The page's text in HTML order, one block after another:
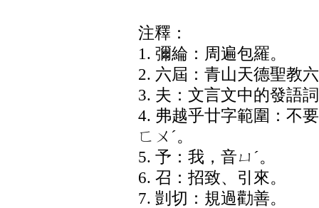
注釋：
1. 彌綸：周遍包羅。
2. 六屆：青山天德聖教
3. 夫：文言文中的發語
4. 弗越乎廿字範圍：不
ㄈㄨˊ。
5. 予：我，音ㄩˊ。
6. 召：招致、引來。
7. 剴切：規過勸善。